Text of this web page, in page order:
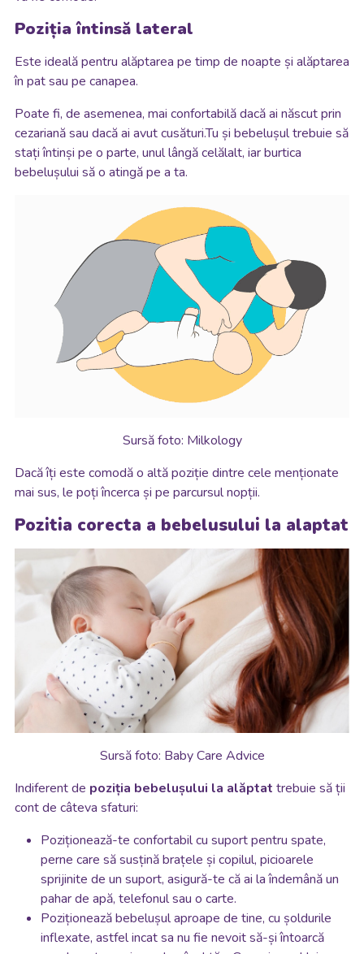
Poziția întinsă lateral
Este ideală pentru alăptarea pe timp de noapte și alăptarea
în pat sau pe canapea.
Poate fi, de asemenea, mai confortabilă dacă ai născut prin
cezariană sau dacă ai avut cusături.Tu și bebelușul trebuie să
stați întinși pe o parte, unul lângă celălalt, iar burtica
bebelușului să o atingă pe a ta.
Sursă foto: Milkology
Dacă îți este comodă o altă poziție dintre cele menționate
mai sus, le poți încerca și pe parcursul nopții.
Pozitia corecta a bebelusului la alaptat
Sursă foto: Baby Care Advice
Indiferent de poziția bebelușului la alăptat trebuie să ții
cont de câteva sfaturi:
Poziționează-te confortabil cu suport pentru spate,
perne care să susțină brațele și copilul, picioarele
sprijinite de un suport, asigură-te că ai la îndemână un
pahar de apă, telefonul sau o carte.
Poziționează bebelușul aproape de tine, cu șoldurile
inflexate, astfel incat sa nu fie nevoit să-și întoarcă